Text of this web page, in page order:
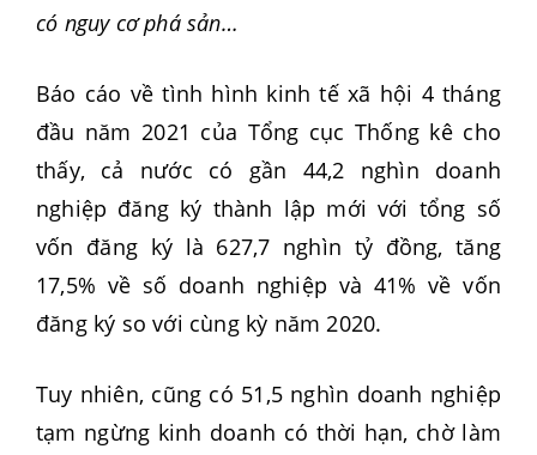
có nguy cơ phá sản…
Báo cáo về tình hình kinh tế xã hội 4 tháng
đầu năm 2021 của Tổng cục Thống kê cho
thấy, cả nước có gần 44,2 nghìn doanh
nghiệp đăng ký thành lập mới với tổng số
vốn đăng ký là 627,7 nghìn tỷ đồng, tăng
17,5% về số doanh nghiệp và 41% về vốn
đăng ký so với cùng kỳ năm 2020.
Tuy nhiên, cũng có 51,5 nghìn doanh nghiệp
tạm ngừng kinh doanh có thời hạn, chờ làm